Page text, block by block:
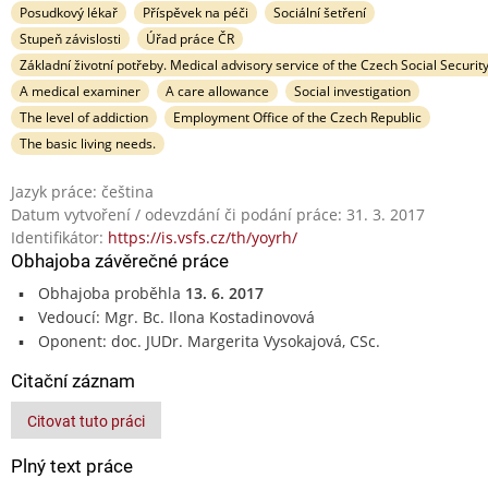
Posudkový lékař
Příspěvek na péči
Sociální šetření
Stupeň závislosti
Úřad práce ČR
Základní životní potřeby. Medical advisory service of the Czech Social
A medical examiner
A care allowance
Social investigation
The level of addiction
Employment Office of the Czech Republic
The basic living needs.
Jazyk práce: čeština
Datum vytvoření / odevzdání či podání práce: 31. 3. 2017
Identifikátor: https://is.vsfs.cz/th/yoyrh/
Obhajoba závěrečné práce
Obhajoba proběhla 13. 6. 2017
Vedoucí: Mgr. Bc. Ilona Kostadinovová
Oponent: doc. JUDr. Margerita Vysokajová, CSc.
Citační záznam
Citovat tuto práci
Plný text práce